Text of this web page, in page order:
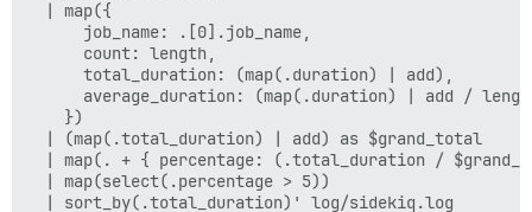
  | map({
      job_name: .[0].job_name,
      count: length,
      total_duration: (map(.duration) | add),
average_duration: (map(.duration) | add /
    })
  | (map(.total_duration) | add) as $grand_total
| map(. + { percentage: (.total_duration /
  | map(select(.percentage > 5))